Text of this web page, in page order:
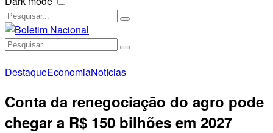
DestaqueEconomiaNotícias
Conta da renegociação do agro pode
chegar a R$ 150 bilhões em 2027